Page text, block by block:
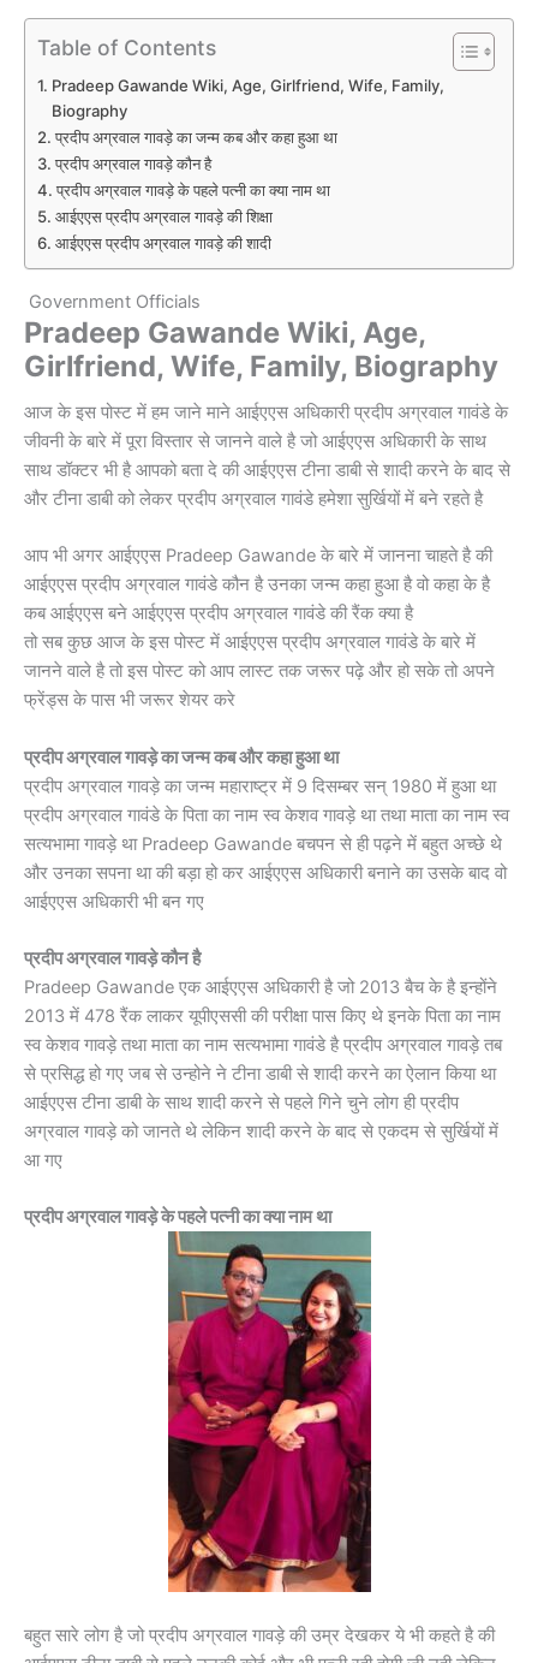
Table of Contents
Pradeep Gawande Wiki, Age, Girlfriend, Wife, Family,
Biography
प्रदीप अग्रवाल गावड़े का जन्म कब और कहा हुआ था
प्रदीप अग्रवाल गावड़े कौन है
प्रदीप अग्रवाल गावड़े के पहले पत्नी का क्या नाम था
आईएएस प्रदीप अग्रवाल गावड़े की शिक्षा
आईएएस प्रदीप अग्रवाल गावड़े की शादी
Government Officials
Pradeep Gawande Wiki, Age,
Girlfriend, Wife, Family, Biography
आज के इस पोस्ट में हम जाने माने आईएएस अधिकारी प्रदीप अग्रवाल गावंडे के
जीवनी के बारे में पूरा विस्तार से जानने वाले है जो आईएएस अधिकारी के साथ
साथ डॉक्टर भी है आपको बता दे की आईएएस टीना डाबी से शादी करने के बाद से
और टीना डाबी को लेकर प्रदीप अग्रवाल गावंडे हमेशा सुर्खियों में बने रहते है
आप भी अगर आईएएस Pradeep Gawande के बारे में जानना चाहते है की
आईएएस प्रदीप अग्रवाल गावंडे कौन है उनका जन्म कहा हुआ है वो कहा के है
कब आईएएस बने आईएएस प्रदीप अग्रवाल गावंडे की रैंक क्या है
तो सब कुछ आज के इस पोस्ट में आईएएस प्रदीप अग्रवाल गावंडे के बारे में
जानने वाले है तो इस पोस्ट को आप लास्ट तक जरूर पढ़े और हो सके तो अपने
फ्रेंड्स के पास भी जरूर शेयर करे
प्रदीप अग्रवाल गावड़े का जन्म कब और कहा हुआ था
प्रदीप अग्रवाल गावड़े का जन्म महाराष्ट्र में 9 दिसम्बर सन् 1980 में हुआ था
प्रदीप अग्रवाल गावंडे के पिता का नाम स्व केशव गावड़े था तथा माता का नाम स्व
सत्यभामा गावड़े था Pradeep Gawande बचपन से ही पढ़ने में बहुत अच्छे थे
और उनका सपना था की बड़ा हो कर आईएएस अधिकारी बनाने का उसके बाद वो
आईएएस अधिकारी भी बन गए
प्रदीप अग्रवाल गावड़े कौन है
Pradeep Gawande एक आईएएस अधिकारी है जो 2013 बैच के है इन्होंने
2013 में 478 रैंक लाकर यूपीएससी की परीक्षा पास किए थे इनके पिता का नाम
स्व केशव गावड़े तथा माता का नाम सत्यभामा गावंडे है प्रदीप अग्रवाल गावड़े तब
से प्रसिद्ध हो गए जब से उन्होने ने टीना डाबी से शादी करने का ऐलान किया था
आईएएस टीना डाबी के साथ शादी करने से पहले गिने चुने लोग ही प्रदीप
अग्रवाल गावड़े को जानते थे लेकिन शादी करने के बाद से एकदम से सुर्खियों में
आ गए
प्रदीप अग्रवाल गावड़े के पहले पत्नी का क्या नाम था
बहुत सारे लोग है जो प्रदीप अग्रवाल गावड़े की उम्र देखकर ये भी कहते है की